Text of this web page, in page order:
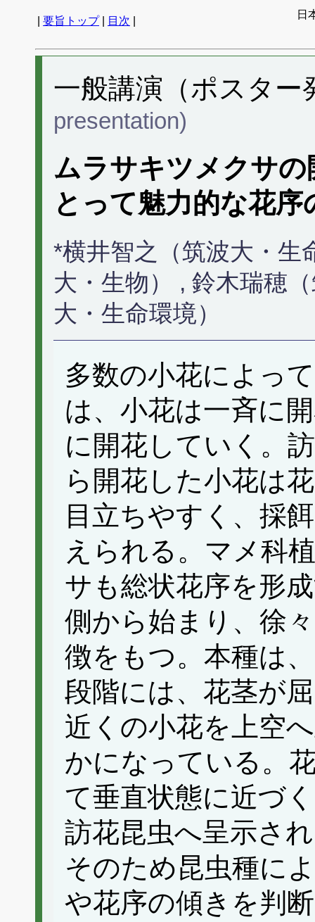
要旨トップ| 目次
日
一般講演（ポスタ
presentation)
ムラサキツメクサ
とって魅力的な花
*横井智之（筑波大・生
大・生物） , 鈴木瑞穂
大・生命環境）
多数の小花によっ
は、小花は一斉に
に開花していく。
ら開花した小花は
目立ちやすく、採
えられる。マメ科
サも総状花序を形
側から始まり、徐
徴をもつ。本種は
段階には、花茎が
近くの小花を上空
かになっている。
て垂直状態に近づ
訪花昆虫へ呈示さ
そのため昆虫種に
や花序の傾きを判